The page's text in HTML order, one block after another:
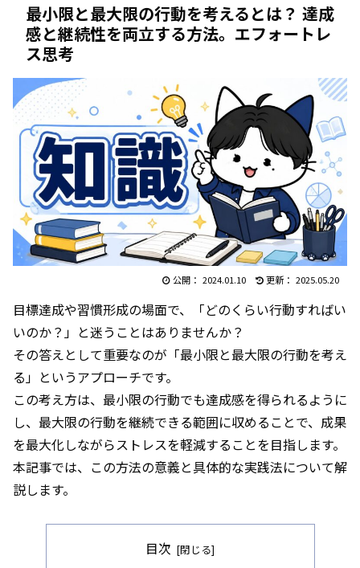
最小限と最大限の行動を考えるとは？ 達成
感と継続性を両立する方法。エフォートレ
ス思考
2024.01.10 2025.05.20
目標達成や習慣形成の場面で、「どのくらい行動すればい
いのか？」と迷うことはありませんか？
その答えとして重要なのが「最小限と最大限の行動を考え
る」というアプローチです。
この考え方は、最小限の行動でも達成感を得られるように
し、最大限の行動を継続できる範囲に収めることで、成果
を最大化しながらストレスを軽減することを目指します。
本記事では、この方法の意義と具体的な実践法について解
説します。
目次